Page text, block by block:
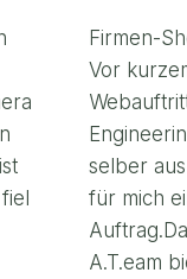
Firmen-
Vor
selber
für mich
A.T.eam